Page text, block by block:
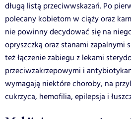
długą listą przeciwwskazań. Po
polecany kobietom w ciąży oraz
nie powinny decydować się na
opryszczką oraz stanami zapalnymi
też łączenie zabiegu z lekami
przeciwzakrzepowymi i
wymagają niektóre choroby, na
cukrzyca, hemofilia, epilepsja i